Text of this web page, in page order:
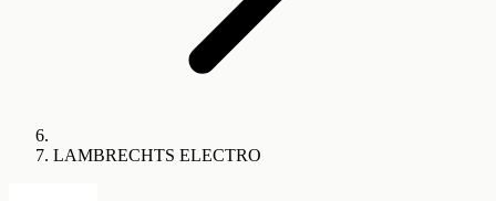
LAMBRECHTS ELECTRO